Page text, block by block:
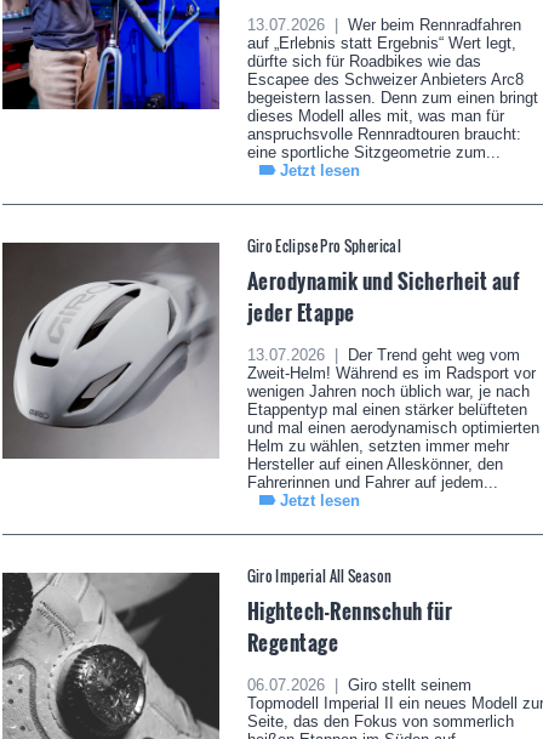
13.07.2026 |
Wer beim Rennradfahren
auf „Erlebnis statt Ergebnis“ Wert legt,
dürfte sich für Roadbikes wie das
Escapee des Schweizer Anbieters Arc8
begeistern lassen. Denn zum einen bringt
dieses Modell alles mit, was man für
anspruchsvolle Rennradtouren braucht:
eine sportliche Sitzgeometrie zum...
Jetzt lesen
Giro Eclipse Pro Spherical
Aerodynamik und Sicherheit auf
jeder Etappe
13.07.2026 |
Der Trend geht weg vom
Zweit-Helm! Während es im Radsport vor
wenigen Jahren noch üblich war, je nach
Etappentyp mal einen stärker belüfteten
und mal einen aerodynamisch optimierten
Helm zu wählen, setzten immer mehr
Hersteller auf einen Alleskönner, den
Fahrerinnen und Fahrer auf jedem...
Jetzt lesen
Giro Imperial All Season
Hightech-Rennschuh für
Regentage
06.07.2026 |
Giro stellt seinem
Topmodell Imperial II ein neues Modell zur
Seite, das den Fokus von sommerlich